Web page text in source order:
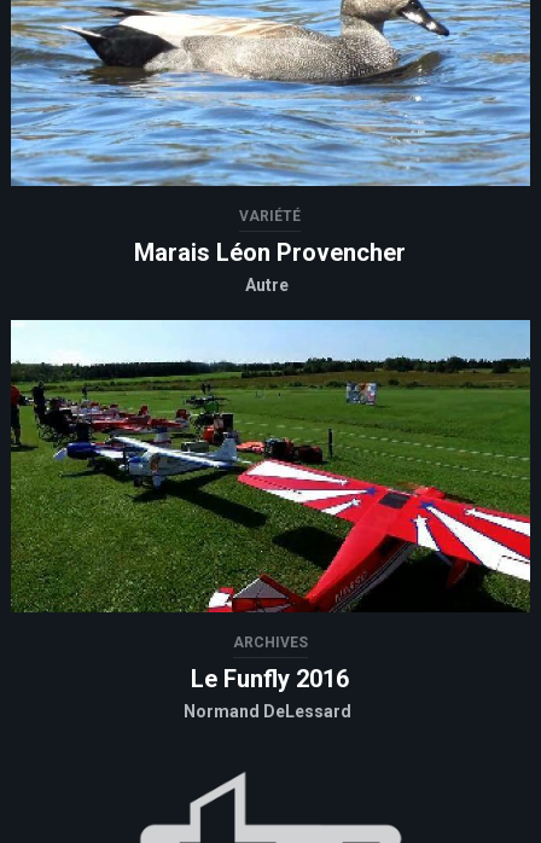
VARIÉTÉ
Marais Léon Provencher
Autre
ARCHIVES
Le Funfly 2016
Normand DeLessard